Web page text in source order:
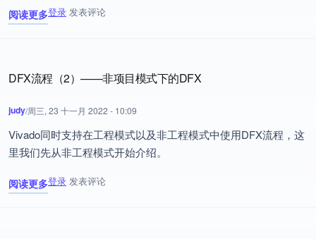
阅读更多
关于 借助 AMD自适应SoC 与 XYLON 框架实现毫秒级汽车功能切换
登录 发表评论
DFX流程（2）——非项目模式下的DFX
judy/周三, 23 十一月 2022 - 10:09
Vivado同时支持在工程模式以及非工程模式中使用DFX流程，这
里我们先从非工程模式开始介绍。
阅读更多
关于 DFX流程（2）——非项目模式下的DFX
登录 发表评论